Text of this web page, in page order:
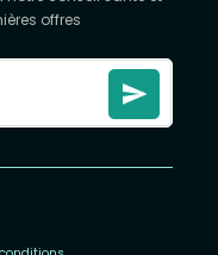
offres